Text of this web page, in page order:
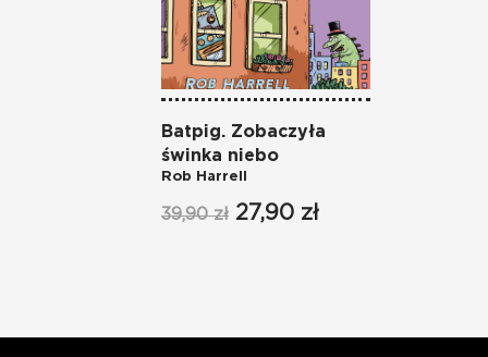
Batpig. Zobaczyła
świnka niebo
Rob Harrell
39,90 zł 27,90 zł